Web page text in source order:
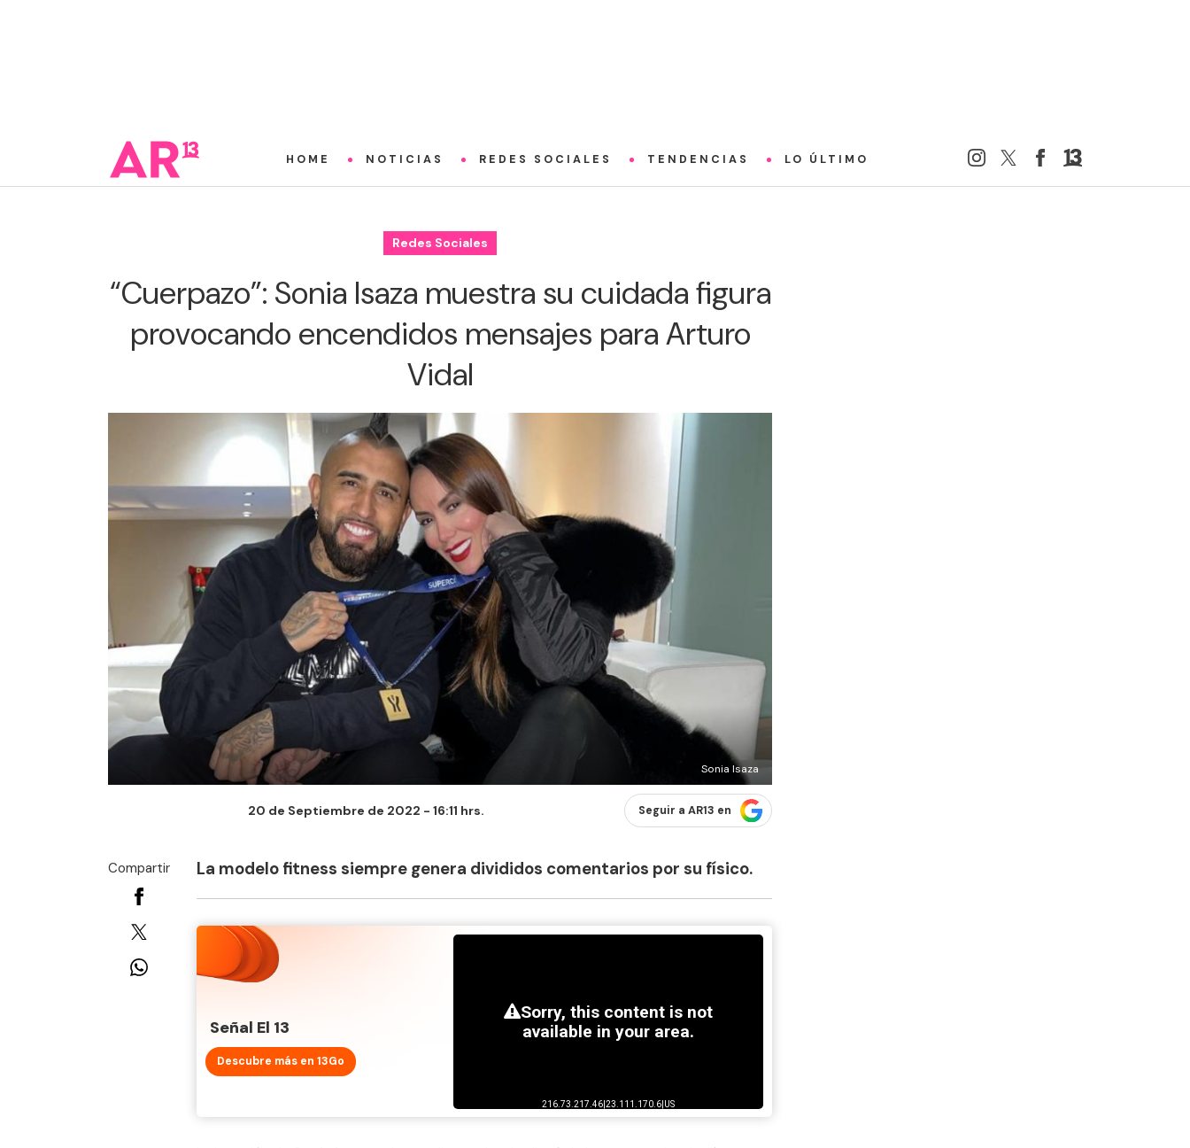
HOME NOTICIAS REDES SOCIALES TENDENCIAS LO ÚLTIMO
Redes Sociales
“Cuerpazo”: Sonia Isaza muestra su cuidada figura
provocando encendidos mensajes para Arturo
Vidal
Sonia Isaza
20 de Septiembre de 2022 - 16:11 hrs. Seguir a AR13 en
Compartir La modelo fitness siempre genera divididos comentarios por su físico.
Señal El 13
Descubre más en 13Go